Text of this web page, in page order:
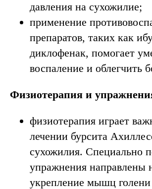
давления на сухожилие;
применение
препаратов, таких как
диклофенак, помогает
воспаление и облегчить
Физиотерапия и
физиотерапия играет
лечении бурсита
сухожилия. Специально
упражнения направлены
укрепление мышц